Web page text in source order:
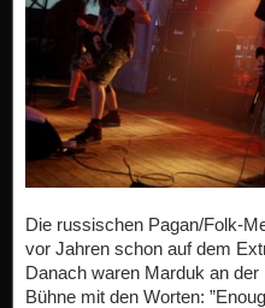
Die russischen Pagan/Folk-
vor Jahren schon auf dem
Danach waren Marduk an
Bühne mit den Worten: